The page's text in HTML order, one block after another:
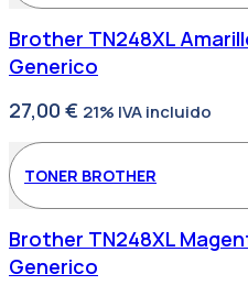
Brother TN248XL
Generico
27,00 € 21% IVA incluido
TONER BROTHER
Brother TN248XL
Generico